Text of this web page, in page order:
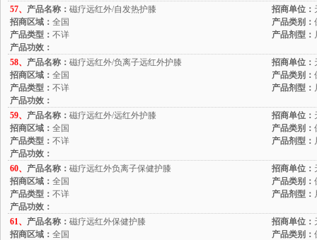
57、 产品名称： 磁疗远红外/自发热护膝 招商单位：
招商区域： 全国 产品类别：
产品类型： 不详 产品剂型：
产品功效：
58、 产品名称： 磁疗远红外/负离子远红外护膝 招商单位：
招商区域： 全国 产品类别：
产品类型： 不详 产品剂型：
产品功效：
59、 产品名称： 磁疗远红外/远红外护膝 招商单位：
招商区域： 全国 产品类别：
产品类型： 不详 产品剂型：
产品功效：
60、 产品名称： 磁疗远红外负离子保健护膝 招商单位：
招商区域： 全国 产品类别：
产品类型： 不详 产品剂型：
产品功效：
61、 产品名称： 磁疗远红外保健护膝 招商单位：
招商区域： 全国 产品类别：